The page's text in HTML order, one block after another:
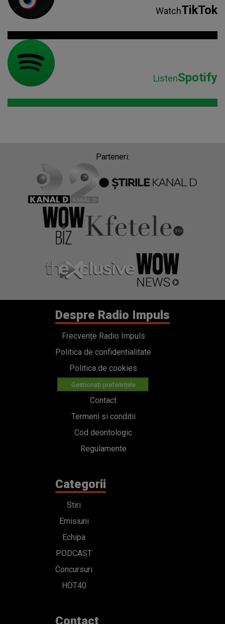
WatchTikTok
ListenSpotify
Parteneri:
Despre Radio Impuls
Frecvențe Radio Impuls
Politica de confidentialitate
Politica de cookies
Gestionați preferințele
Contact
Termeni si conditii
Cod deontologic
Regulamente
Categorii
Stiri
Emisiuni
Echipa
PODCAST
Concursuri
HOT40
Contact